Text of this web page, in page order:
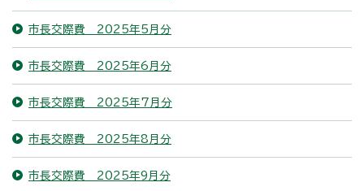
市長交際費 2025年5月分
市長交際費 2025年6月分
市長交際費 2025年7月分
市長交際費 2025年8月分
市長交際費 2025年9月分